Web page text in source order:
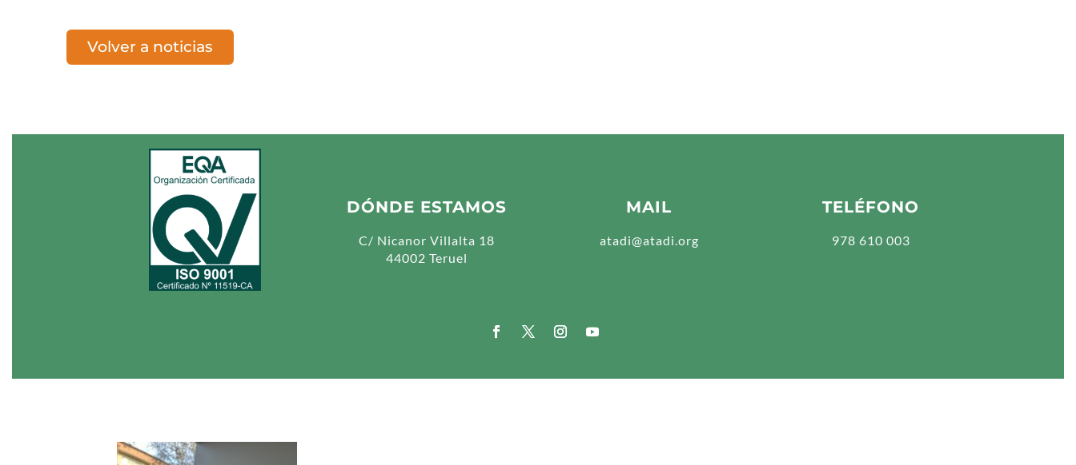
Volver a noticias
DÓNDE ESTAMOS
C/ Nicanor Villalta 18
44002 Teruel
MAIL
atadi@atadi.org
TELÉFONO
978 610 003